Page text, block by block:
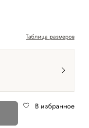
Таблица размеров
В избранное